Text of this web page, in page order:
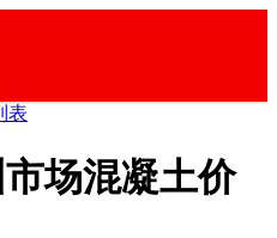
表
市场混凝土价